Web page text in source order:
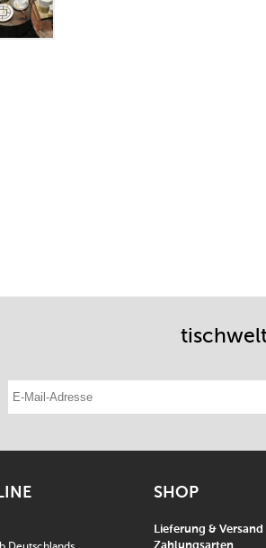
E-Mail-Adresse eintragen
SHOP
Lieferung & Versand